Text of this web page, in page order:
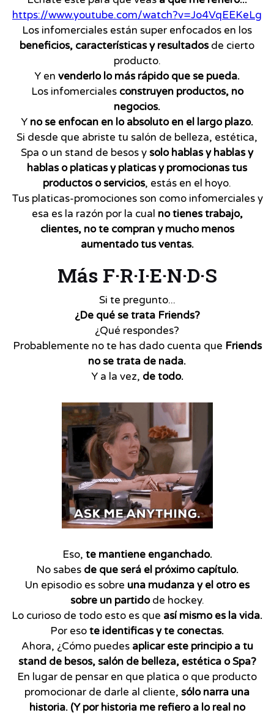
https://www.youtube.com/watch?v=Jo4VqEEKeLg
Los infomerciales están super enfocados en los
beneficios, características y resultadosde cierto
producto.
Y en venderlo lo más rápido que se pueda.
Los infomerciales construyen productos, no
negocios.
Y no se enfocan en lo absoluto en el largo plazo.
Si desde que abriste tu salón de belleza, estética,
Spa o un stand de besos ysolo hablas y hablas y
hablas o platicas y platicas y promocionas tus
productos o servicios, estás en el hoyo.
Tus platicas-promociones son como infomerciales y
esa es la razón por la cual no tienes trabajo,
clientes, no te compran y mucho menos
aumentado tus ventas.
Más F·R·I·E·N·D·S
Si te pregunto...
¿De qué se trata Friends?
¿Qué respondes?
Probablemente no te has dado cuenta que Friends
no se trata de nada.
Y a la vez, de todo.
Eso, te mantiene enganchado.
No sabes de que será el próximo capítulo.
Un episodio es sobre una mudanza y el otro es
sobre un partidode hockey.
Lo curioso de todo esto es que así mismo es la vida.
Por esote identificas y te conectas.
Ahora, ¿Cómo puedes aplicar este principio a tu
stand de besos, salón de belleza, estética o Spa?
En lugar de pensar en que platica o que producto
promocionar de darle al cliente, sólo narra una
historia. (Y por historia me refiero a lo real no